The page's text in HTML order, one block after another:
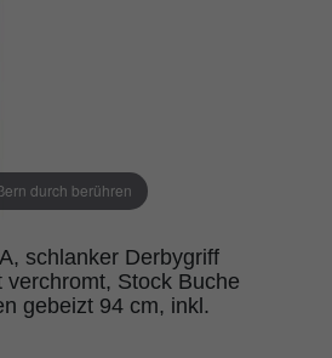
durch berühren
schlanker Derbygriff
verchromt, Stock Buche
gebeizt 94 cm, inkl.